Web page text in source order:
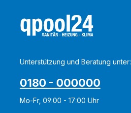
Unterstützung und Beratung unter:
0180 - 000000
Mo-Fr, 09:00 - 17:00 Uhr